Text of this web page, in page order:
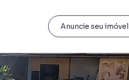
Anuncie seu imóvel